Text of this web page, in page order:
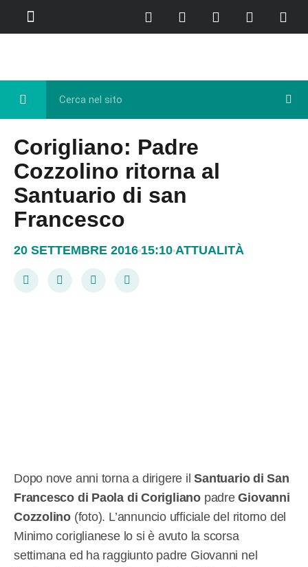
Corigliano: Padre
Cozzolino ritorna al
Santuario di san
Francesco
20 SETTEMBRE 2016 15:10 ATTUALITÀ
Dopo nove anni torna a dirigere ilSantuario di San
Francesco di Paola di CoriglianopadreGiovanni
Cozzolino (foto). L’annuncio ufficiale del ritorno del
Minimo coriglianese lo si è avuto la scorsa
settimana ed ha raggiunto padre Giovanni nel